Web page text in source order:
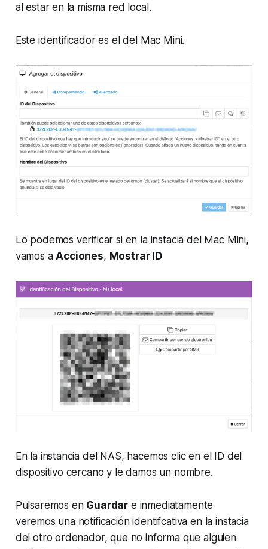
al estar en la misma red local.
Este identificador es el del Mac Mini.
Lo podemos verificar si en la instacia del Mac Mini,
vamos aAcciones, Mostrar ID
En la instancia del NAS, hacemos clic en el ID del
dispositivo cercano y le damos un nombre.
Pulsaremos en Guardar e inmediatamente
veremos una notificación identifcativa en la instacia
del otro ordenador, que no informa que alguien